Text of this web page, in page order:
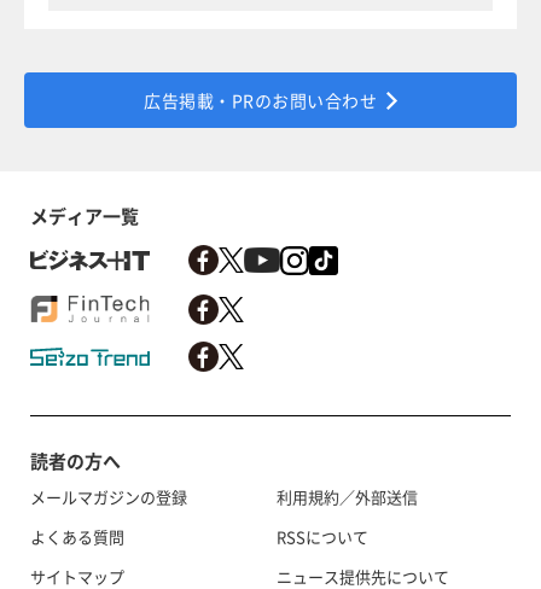
広告掲載・PRのお問い合わせ
メディア一覧
読者の方へ
メールマガジンの登録
よくある質問
サイトマップ
利用規約／外部送信
RSSについて
ニュース提供先について